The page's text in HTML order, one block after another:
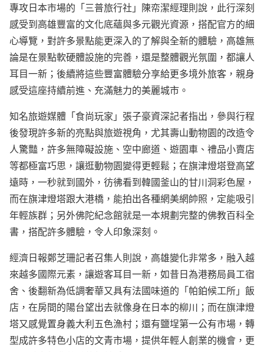
專攻日本市場的「三普旅行社」陳帟潔經理則說，此行深刻
感受到高雄豐富的文化底蘊與多元觀光資源，搭配官方的細
心導覽，對許多景點能更深入的了解與全新的體驗，高雄無
論是在景點軟硬體設施的完善，還是整體觀光氛圍，都讓人
耳目一新；後續將這些豐富體驗分享給更多境外旅客，親身
感受這座持續前進、充滿魅力的美麗城市。
知名旅遊媒體「食尚玩家」張子豪資深記者指出，參與行程
後發現許多新的亮點與旅遊視角，尤其壽山動物園的改造令
人驚豔，許多無障礙設施、空中廊道、遊園車、禮品小賣店
等都極富巧思，讓逛動物園變得更輕鬆；在旗津燈塔登高望
遠時，一秒就到國外，彷彿看到韓國釜山的甘川洞彩色屋，
而在旗津燈塔跟大港橋，能拍出各種網美網帥照，定能吸引
年輕族群；另外佛陀紀念館就是一本規劃完整的佛教百科全
書，搭配許多體驗，令人印象深刻。
經濟日報鄭芝珊記者召集人則說，高雄變化非常多，融入越
來越多國際元素，讓遊客耳目一新，如昔日為港務局員工宿
舍、後翻新為低調奢華又具有法國味道的「帕鉑候工所」飯
店，在房間的陽台望出去就像身在日本的柳川；而在旗津燈
塔又感覺置身義大利五色漁村；還有鹽埕第一公有市場，轉
型成許多特色小店的文青市場，提供年輕人創業的機會，更